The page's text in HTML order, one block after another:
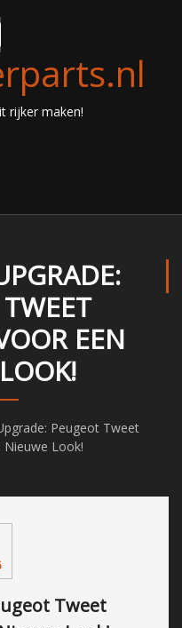
rijker maken!
EEN
Peugeot Tweet
Nieuwe Look!
Tweet